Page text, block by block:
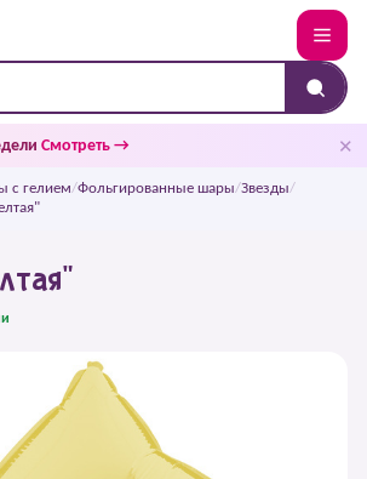
Смотреть → ✕
с гелием/Фольгированные шары/Звезды/